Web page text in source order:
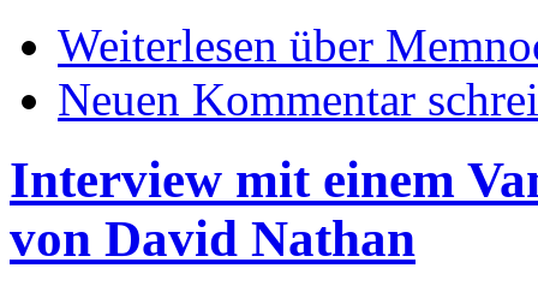
Weiterlesen über
Neuen Kommentar
Interview mit einem
von David Nathan